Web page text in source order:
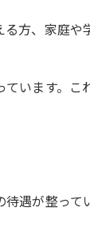
方、家庭や
います。こ
遇が整って